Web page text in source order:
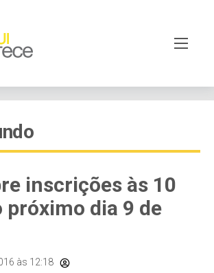
inscrições às 10
próximo dia 9 de
às 12:18